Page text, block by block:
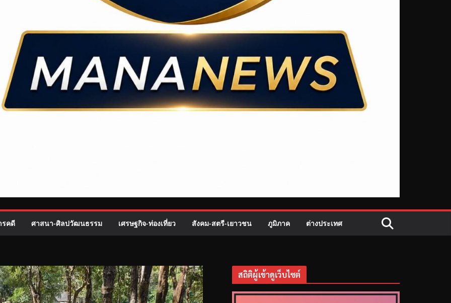
รคดี ศาสนา-ศิลปวัฒนธรรม เศรษฐกิจ-ท่องเที่ยว สังคม-สตรี-เยาวชน ภูมิภาค ต่างประเทศ
สถิติผู้เข้าดูเว็บไซต์